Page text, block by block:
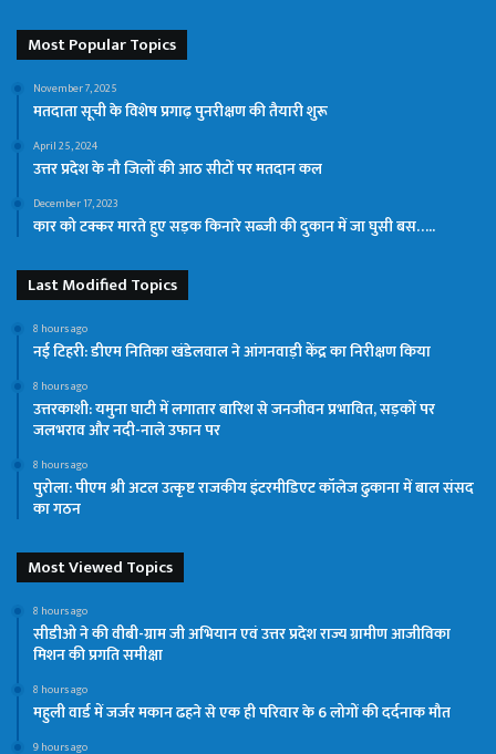
Most Popular Topics
November 7, 2025
मतदाता सूची के विशेष प्रगाढ़ पुनरीक्षण की तैयारी शुरू
April 25, 2024
उत्तर प्रदेश के नौ जिलों की आठ सीटों पर मतदान कल
December 17, 2023
कार को टक्कर मारते हुए सड़क किनारे सब्ज़ी की दुकान में जा घुसी बस…..
Last Modified Topics
8 hours ago
नई टिहरी: डीएम नितिका खंडेलवाल ने आंगनवाड़ी केंद्र का निरीक्षण किया
8 hours ago
उत्तरकाशी: यमुना घाटी में लगातार बारिश से जनजीवन प्रभावित, सड़कों पर
जलभराव और नदी-नाले उफान पर
8 hours ago
पुरोला: पीएम श्री अटल उत्कृष्ट राजकीय इंटरमीडिएट कॉलेज ढुकाना में बाल संसद
का गठन
Most Viewed Topics
8 hours ago
सीडीओ ने की वीबी-ग्राम जी अभियान एवं उत्तर प्रदेश राज्य ग्रामीण आजीविका
मिशन की प्रगति समीक्षा
8 hours ago
महुली वार्ड में जर्जर मकान ढहने से एक ही परिवार के 6 लोगों की दर्दनाक मौत
9 hours ago